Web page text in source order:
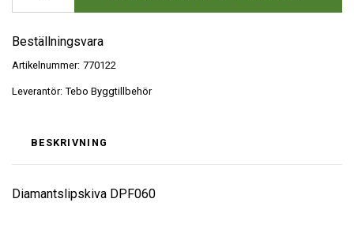
Beställningsvara
Artikelnummer: 770122
Leverantör: Tebo Byggtillbehör
BESKRIVNING
Diamantslipskiva DPF060